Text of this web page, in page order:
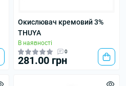
Окислювач кремовий 3%
THUYA
В наявності
0
281.00 грн